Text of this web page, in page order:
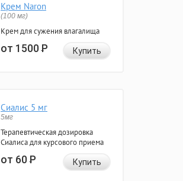
Крем Naron
(100 мг)
Крем для сужения влагалища
от 1500Р Купить
Сиалис 5 мг
5мг
Терапевтическая дозировка
Сиалиса для курсового приема
от 60Р Купить